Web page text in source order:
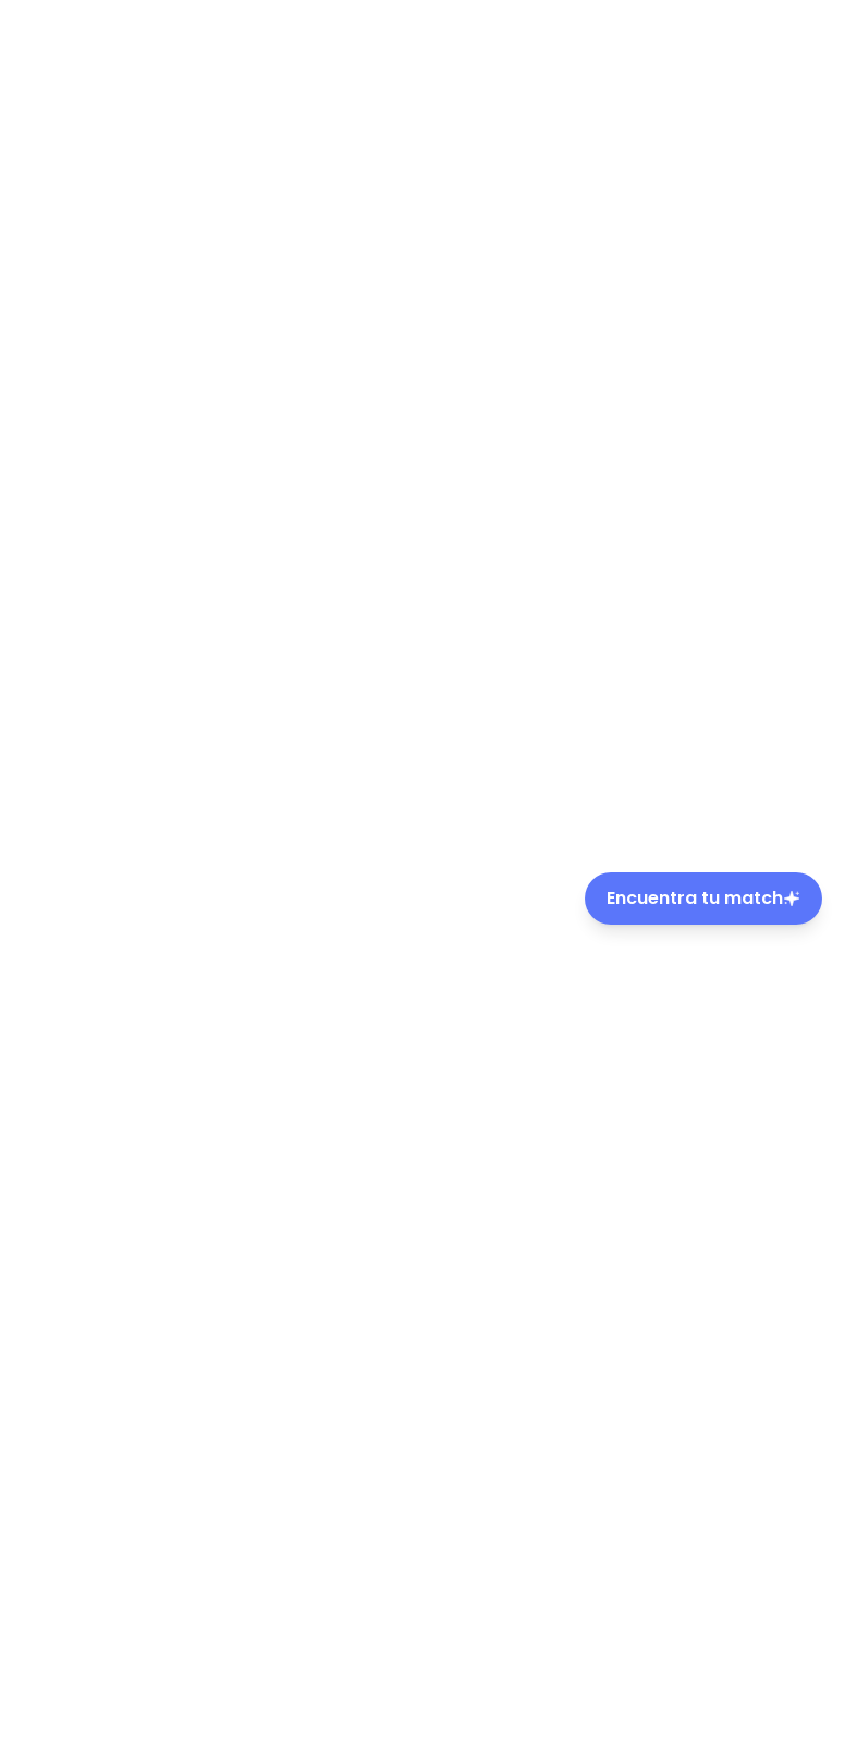
Encuentra tu match